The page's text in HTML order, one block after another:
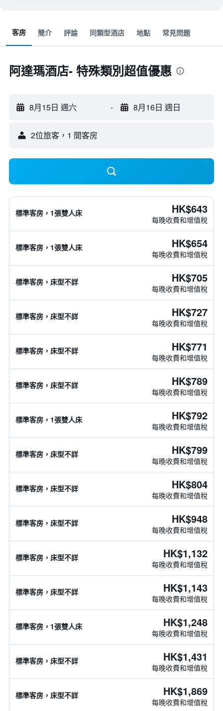
客房 簡介 評論 同類型酒店 地點 常見問題
阿達瑪酒店- 特殊類別超值優惠
8月15日 週六 - 8月16日 週日
2位旅客，1 間客房
標準客房，1張雙人床 HK$643
每晚收費和增值稅
標準客房，1張雙人床 HK$654
每晚收費和增值稅
標準客房，床型不詳 HK$705
每晚收費和增值稅
標準客房，床型不詳 HK$727
每晚收費和增值稅
標準客房，床型不詳 HK$771
每晚收費和增值稅
標準客房，床型不詳 HK$789
每晚收費和增值稅
標準客房，1張雙人床 HK$792
每晚收費和增值稅
標準客房，床型不詳 HK$799
每晚收費和增值稅
標準客房，床型不詳 HK$804
每晚收費和增值稅
標準客房，床型不詳 HK$948
每晚收費和增值稅
標準客房，床型不詳 HK$1,132
每晚收費和增值稅
標準客房，床型不詳 HK$1,143
每晚收費和增值稅
標準客房，1張雙人床 HK$1,248
每晚收費和增值稅
標準客房，床型不詳 HK$1,431
每晚收費和增值稅
標準客房，床型不詳 HK$1,869
每晚收費和增值稅